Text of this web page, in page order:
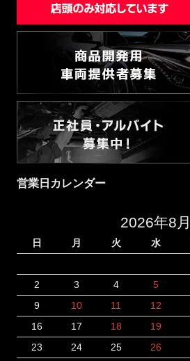
営業日カレンダー
2026年8月
日 月 火 水
2
3 4 5
9
10 11 12
16
17 18 19
23
24 25 26